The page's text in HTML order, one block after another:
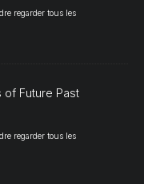
regarder tous les
of Future Past
regarder tous les